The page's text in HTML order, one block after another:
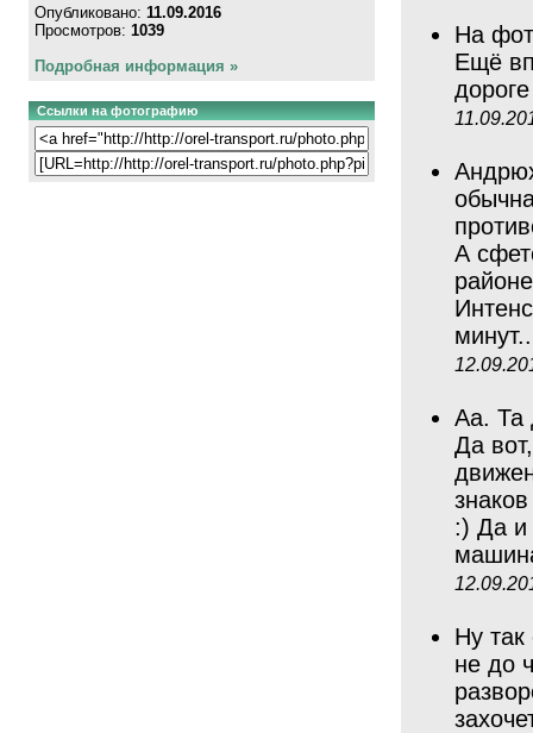
Опубликовано: 11.09.2016
Просмотров: 1039
Подробная информация »
Ссылки на фотографию
На
Ещё
А
Аа. Та
Да
:) Да и
Ну
не до